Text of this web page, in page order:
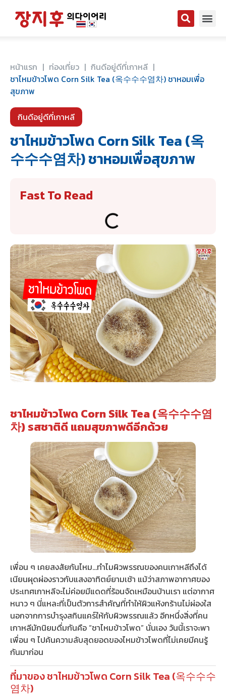
หน้าแรก | ท่องเที่ยว | กินดีอยู่ดีที่เกาหลี |
ชาไหมข้าวโพด Corn Silk Tea (옥수수수염차) ชาหอมเพื่อ
สุขภาพ
กินดีอยู่ดีที่เกาหลี
ชาไหมข้าวโพด Corn Silk Tea (옥
수수수염차) ชาหอมเพื่อสุขภาพ
Fast To Read
ชาไหมข้าวโพด Corn Silk Tea (옥수수수염
차) รสชาติดี แถมสุขภาพดีอีกด้วย
เพื่อน ๆ เคยสงสัยกันไหม…ทำไมผิวพรรณของคนเกาหลีถึงได้
เนียนผุดผ่องราวกับแสงอาทิตย์ยามเช้า แม้ว่าสภาพอากาศของ
ประเทศเกาหลีจะไม่ค่อยมีแดดที่ร้อนจัดเหมือนบ้านเรา แต่อากาศ
หนาว ๆ นี่แหละที่เป็นตัวการสำคัญที่ทำให้ผิวแห้งกร้านไม่ผ่องใส
นอกจากการบำรุงสกินแคร์ให้กับผิวพรรณแล้ว อีกหนึ่งสิ่งที่คน
เกาหลีมักนิยมดื่มกันคือ “ชาไหมข้าวโพด” นั่นเอง วันนี้เราจะพา
เพื่อน ๆ ไปค้นความลับสุดยอดของไหมข้าวโพดที่ไม่เคยมีคนรู้
กันมาก่อน
ที่มาของ ชาไหมข้าวโพด Corn Silk Tea (옥수수수
염차)